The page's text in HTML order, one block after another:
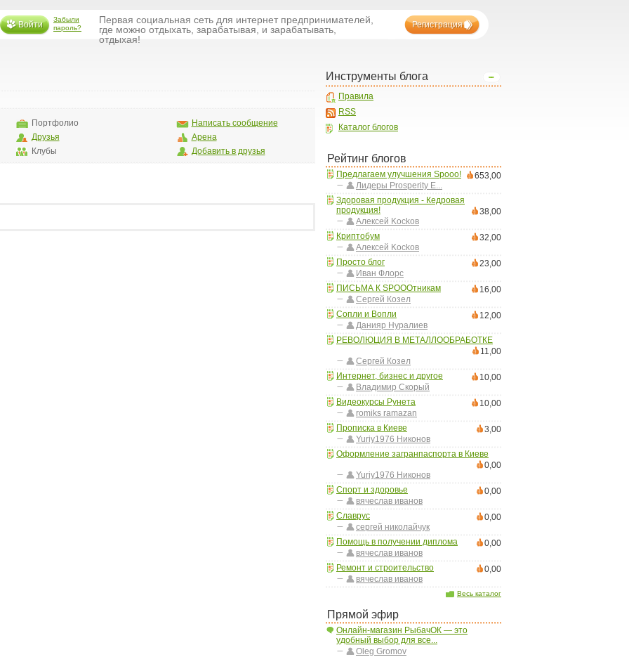
Войти
Забыли
пароль?
Первая социальная сеть для интернет предпринимателей,
где можно отдыхать, зарабатывая, и зарабатывать,
отдыхая!
Регистрация
Инструменты блога
Правила
RSS
Каталог блогов
Рейтинг блогов
Предлагаем улучшения Spooo!
653,00
Лидеры Prosperity E...
Здоровая продукция - Кедровая
продукция!
38,00
Aлексей Kockoв
Криптобум
32,00
Aлексей Kockoв
Просто блог
23,00
Иван Флорс
ПИСЬМА К SPOOOтникам
16,00
Сергей Козел
Сопли и Вопли
12,00
Данияр Нуралиев
РЕВОЛЮЦИЯ В МЕТАЛЛООБРАБОТКЕ
11,00
Сергей Козел
Интернет, бизнес и другое
10,00
Владимир Скорый
Видеокурсы Рунета
10,00
romiks ramazan
Прописка в Киеве
3,00
Yuriy1976 Никонов
Оформление загранпаспорта в Киеве
0,00
Yuriy1976 Никонов
Спорт и здоровье
0,00
вячеслав иванов
Славрус
0,00
сергей николайчук
Помощь в получении диплома
0,00
вячеслав иванов
Ремонт и строительство
0,00
вячеслав иванов
Весь каталог
Прямой эфир
Онлайн-магазин РыбачОК — это
удобный выбор для все...
Oleg Gromov
Портфолио
Друзья
Клубы
Написать сообщение
Арена
Добавить в друзья